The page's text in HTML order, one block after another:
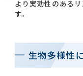
より実効性のある
す。
生物多様性